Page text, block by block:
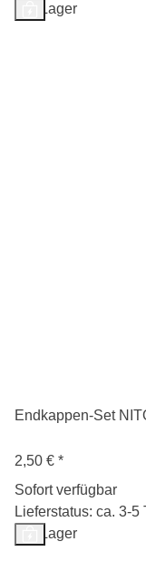
Auf Lager
Endkappen-Set
2,50 € *
Sofort verfügbar
Lieferstatus: ca. 3-5
Auf Lager